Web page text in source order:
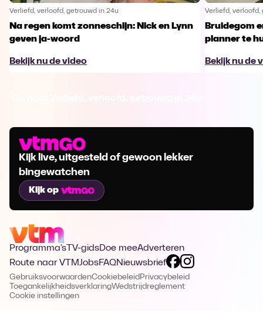
Verliefd, verloofd, getrouwd in 24u
Na regen komt zonneschijn: Nick en Lynn
geven ja-woord
Bekijk nu de video
Verliefd, verloofd,
Bruidegom
planner te
Bekijk nu de
Kijk live, uitgesteld of gewoon lekker
bingewatchen
Kijk op
Programma's TV-gidsDoe meeAdverteren
Route naar VTMJobsFAQNieuwsbrief
GebruiksvoorwaardenCookiebeleid Privacybeleid
ToegankelijkheidsverklaringWedstrijdreglement
Cookie instellingen